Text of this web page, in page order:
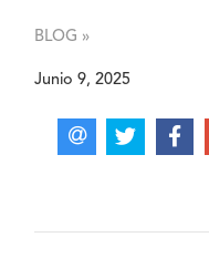
BLOG »
Junio 9, 2025